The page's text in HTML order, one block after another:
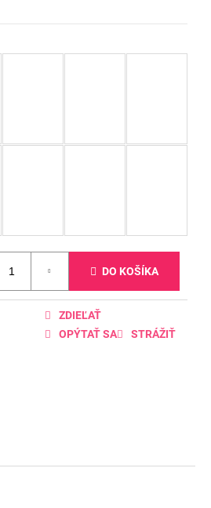
DO KOŠÍKA
OPÝTAŤ SA STRÁŽIŤ
ZDIEĽAŤ